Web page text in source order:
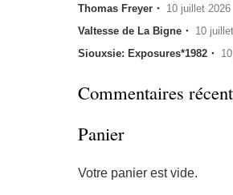
Thomas Freyer・ 10 juillet 2026
Valtesse de La Bigne・ 10
Siouxsie: Exposures*1982・
Commentaires
Panier
Votre panier est vide.